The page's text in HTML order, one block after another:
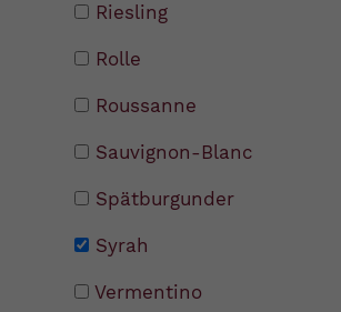
Riesling
Rolle
Roussanne
Sauvignon-Blanc
Spätburgunder
Syrah
Vermentino